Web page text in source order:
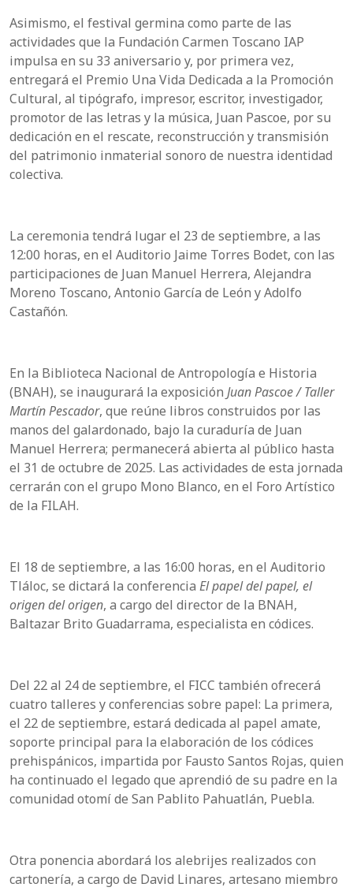
Asimismo, el festival germina como parte de las
actividades que la Fundación Carmen Toscano IAP
impulsa en su 33 aniversario y, por primera vez,
entregará el Premio Una Vida Dedicada a la Promoción
Cultural, al tipógrafo, impresor, escritor, investigador,
promotor de las letras y la música, Juan Pascoe, por su
dedicación en el rescate, reconstrucción y transmisión
del patrimonio inmaterial sonoro de nuestra identidad
colectiva.
La ceremonia tendrá lugar el 23 de septiembre, a las
12:00 horas, en el Auditorio Jaime Torres Bodet, con las
participaciones de Juan Manuel Herrera, Alejandra
Moreno Toscano, Antonio García de León y Adolfo
Castañón.
En la Biblioteca Nacional de Antropología e Historia
(BNAH), se inaugurará la exposición Juan Pascoe / Taller
Martín Pescador, que reúne libros construidos por las
manos del galardonado, bajo la curaduría de Juan
Manuel Herrera; permanecerá abierta al público hasta
el 31 de octubre de 2025. Las actividades de esta jornada
cerrarán con el grupo Mono Blanco, en el Foro Artístico
de la FILAH.
El 18 de septiembre, a las 16:00 horas, en el Auditorio
Tláloc, se dictará la conferencia El papel del papel, el
origen del origen, a cargo del director de la BNAH,
Baltazar Brito Guadarrama, especialista en códices.
Del 22 al 24 de septiembre, el FICC también ofrecerá
cuatro talleres y conferencias sobre papel: La primera,
el 22 de septiembre, estará dedicada al papel amate,
soporte principal para la elaboración de los códices
prehispánicos, impartida por Fausto Santos Rojas, quien
ha continuado el legado que aprendió de su padre en la
comunidad otomí de San Pablito Pahuatlán, Puebla.
Otra ponencia abordará los alebrijes realizados con
cartonería, a cargo de David Linares, artesano miembro